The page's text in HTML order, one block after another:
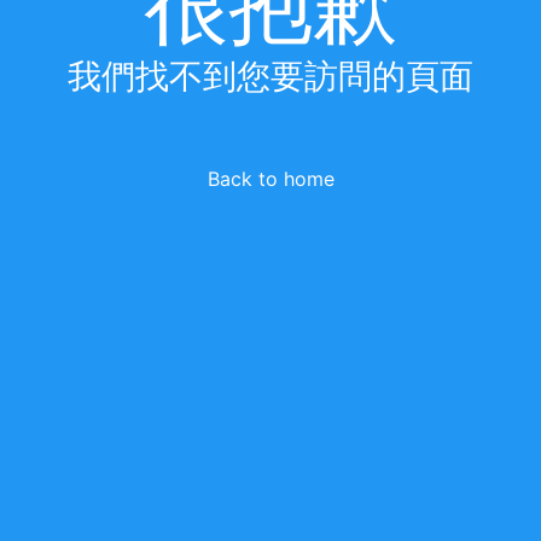
我們找不到您要訪問的頁面
Back to home